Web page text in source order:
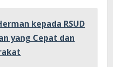
kepada RSUD
yang Cepat dan